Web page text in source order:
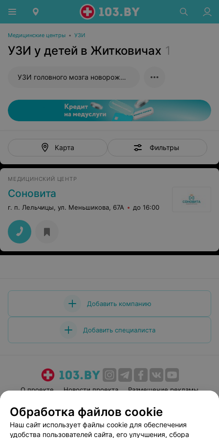
Медицинские центры • УЗИ
УЗИ у детей в Житковичах 1
УЗИ головного мозга новорожденного
Карта Фильтры
МЕДИЦИНСКИЙ ЦЕНТР
Соновита
г. п. Лельчицы, ул. Меньшикова, 67А до 16:00
Добавить компанию
Добавить специалиста
О проекте Новости проекта
Размещение рекламы
Пользовательское соглашение
Способы оплаты
Вакансии
Партнеры
Обработка файлов cookie
Наш сайт использует файлы cookie для обеспечения
удобства пользователей сайта, его улучшения, сбора